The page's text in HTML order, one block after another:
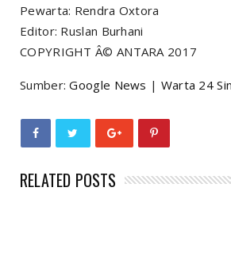
Pewarta: Rendra Oxtora
Editor: Ruslan Burhani
COPYRIGHT Â© ANTARA 2017
Sumber:Google News | Warta 24
RELATED POSTS